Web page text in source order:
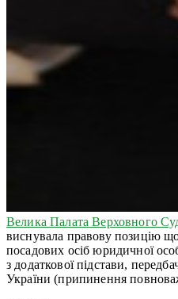
Велика Палата Верховного
виснувала правову позицію
посадових осіб юридичної
з додаткової підстави,
України (припинення